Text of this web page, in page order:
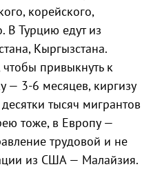
корейского,
В Турцию едут из
Кыргызстана.
привыкнуть к
— 3-6 месяцев, киргизу
тысяч мигрантов
тоже, в Европу —
трудовой и не
из США — Малайзия.